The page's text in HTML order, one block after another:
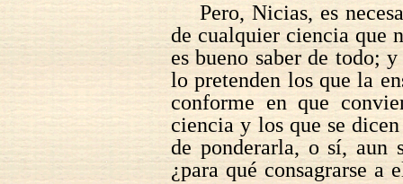
Pero, Nicias, es
de cualquier ciencia que
es bueno saber de todo;
lo pretenden los que la
conforme en que
ciencia y los que se
de ponderarla, o sí, aun
¿para qué consagrarse